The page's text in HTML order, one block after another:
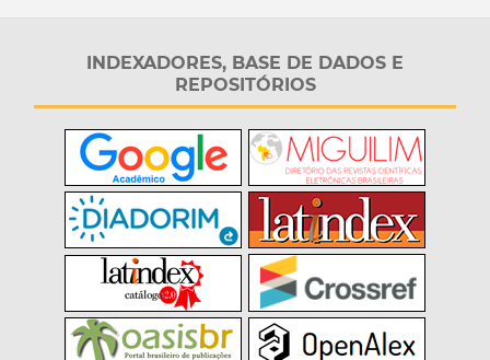
INDEXADORES, BASE DE DADOS E
REPOSITÓRIOS